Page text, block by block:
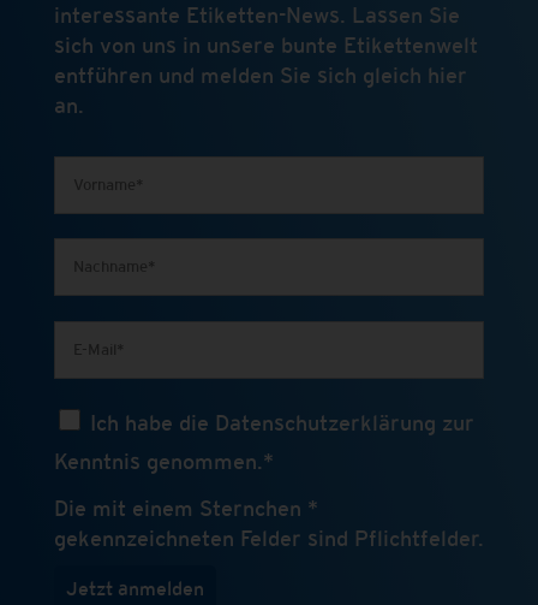
interessante Etiketten-News. Lassen Sie
sich von uns in unsere bunte Etikettenwelt
entführen und melden Sie sich gleich hier
an.
Ich habe die Datenschutzerklärung zur
Kenntnis genommen.*
Die mit einem Sternchen *
gekennzeichneten Felder sind Pflichtfelder.
Jetzt anmelden